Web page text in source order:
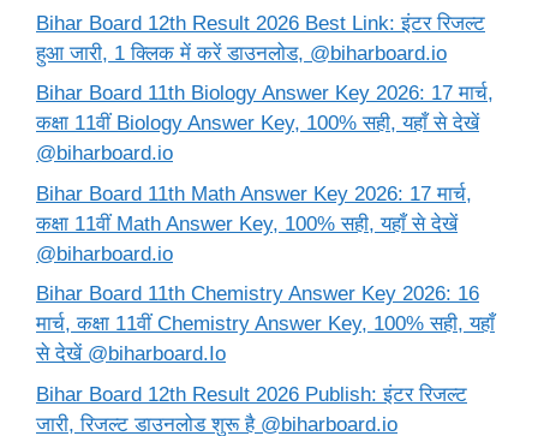
Bihar Board 12th Result 2026 Best Link: इंटर रिजल्ट
हुआ जारी, 1 क्लिक में करें डाउनलोड, @biharboard.io
Bihar Board 11th Biology Answer Key 2026: 17 मार्च,
कक्षा 11वीं Biology Answer Key, 100% सही, यहाँ से देखें
@biharboard.io
Bihar Board 11th Math Answer Key 2026: 17 मार्च,
कक्षा 11वीं Math Answer Key, 100% सही, यहाँ से देखें
@biharboard.io
Bihar Board 11th Chemistry Answer Key 2026: 16
मार्च, कक्षा 11वीं Chemistry Answer Key, 100% सही, यहाँ
से देखें @biharboard.Io
Bihar Board 12th Result 2026 Publish: इंटर रिजल्ट
जारी, रिजल्ट डाउनलोड शुरू है @biharboard.io